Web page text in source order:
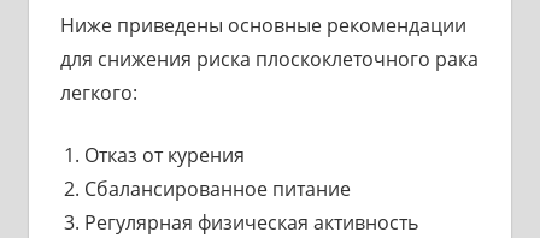
Ниже приведены основные рекомендации
для снижения риска плоскоклеточного рака
легкого:
Отказ от курения
Сбалансированное питание
Регулярная физическая активность